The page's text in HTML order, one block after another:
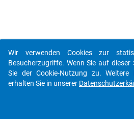
Wir verwenden Cookies zur
Besucherzugriffe. Wenn Sie auf
Sie der Cookie-Nutzung zu.
erhalten Sie in unserer